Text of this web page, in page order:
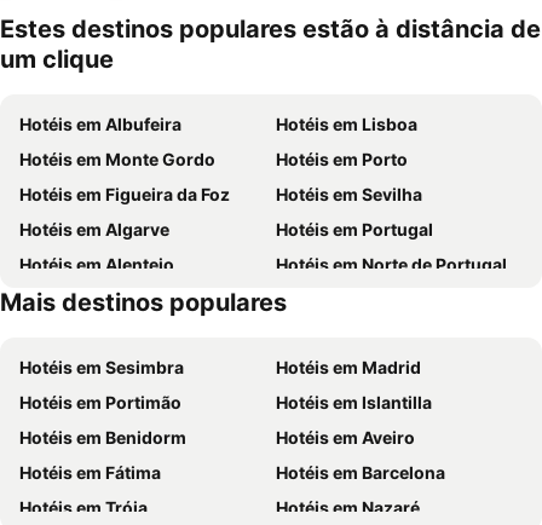
Estes destinos populares estão à distância de
um clique
Hotéis em Albufeira
Hotéis em Lisboa
Hotéis em Monte Gordo
Hotéis em Porto
Hotéis em Figueira da Foz
Hotéis em Sevilha
Hotéis em Algarve
Hotéis em Portugal
Hotéis em Alentejo
Hotéis em Norte de Portugal
Hotéis em Madeira
Hotéis em Sul de Espanha
Mais destinos populares
Hotéis em Sesimbra
Hotéis em Madrid
Hotéis em Portimão
Hotéis em Islantilla
Hotéis em Benidorm
Hotéis em Aveiro
Hotéis em Fátima
Hotéis em Barcelona
Hotéis em Tróia
Hotéis em Nazaré